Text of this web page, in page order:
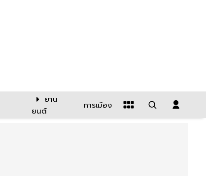
ยาน
ยนต์
การเมือง